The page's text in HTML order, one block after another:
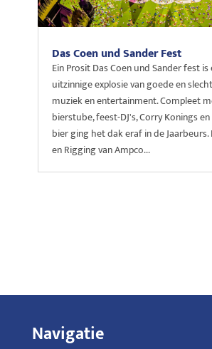
Das Coen und Sander Fest
Ein Prosit Das Coen und Sander fest is
uitzinnige explosie van goede en
muziek en entertainment. Compleet
bierstube, feest-DJ's, Corry Konings
bier ging het dak eraf in de Jaarbeurs.
en Rigging van Ampco...
Navigatie